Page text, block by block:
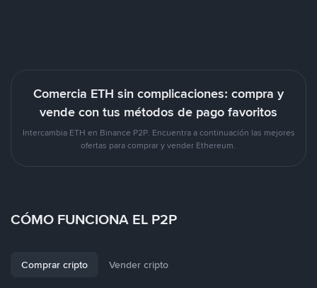
Comercia ETH sin complicaciones: compra y
vende con tus métodos de pago favoritos
Intercambia ETH en Binance P2P. Encuentra a continuación las mejores
ofertas para comprar y vender Ethereum.
CÓMO FUNCIONA EL P2P
Comprar cripto Vender cripto